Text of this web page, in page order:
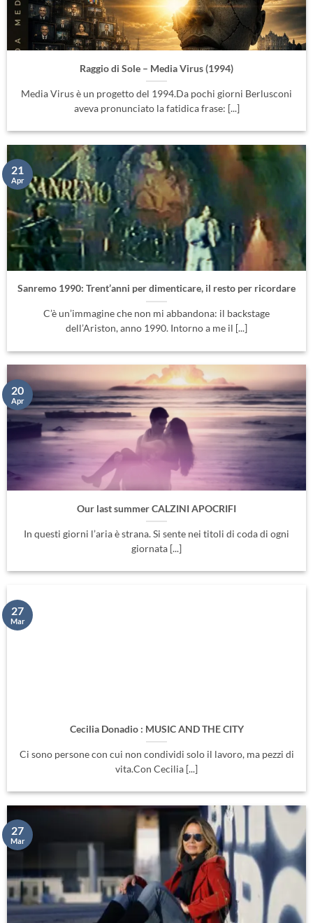
Raggio di Sole – Media Virus (1994)
Media Virus è un progetto del 1994.Da pochi giorni Berlusconi
aveva pronunciato la fatidica frase: [...]
Sanremo 1990: Trent’anni per dimenticare, il resto per ricordare
C’è un’immagine che non mi abbandona: il backstage
dell’Ariston, anno 1990. Intorno a me il [...]
21
Apr
Our last summer CALZINI APOCRIFI
In questi giorni l’aria è strana. Si sente nei titoli di coda di ogni
giornata [...]
20
Apr
Cecilia Donadio : MUSIC AND THE CITY
Ci sono persone con cui non condividi solo il lavoro, ma pezzi di
vita.Con Cecilia [...]
27
Mar
27
Mar